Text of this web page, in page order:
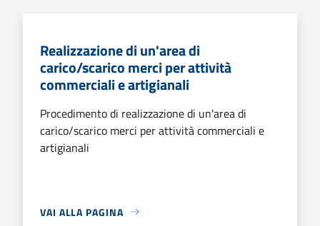
Realizzazione di un'area di
carico/scarico merci per attività
commerciali e artigianali
Procedimento di realizzazione di un'area di
carico/scarico merci per attività commerciali e
artigianali
VAI ALLA PAGINA